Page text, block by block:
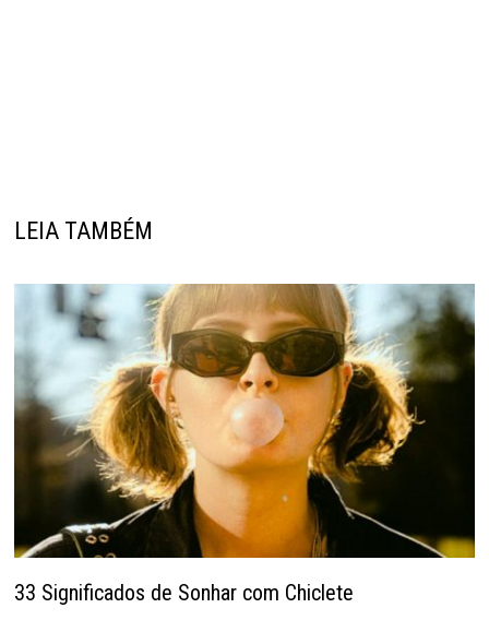
LEIA TAMBÉM
33 Significados de Sonhar com Chiclete